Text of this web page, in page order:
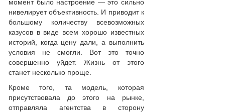
момент было настроение — это сильно
нивелирует объективность. И приводит к
большому количеству всевозможных
казусов в виде всем хорошо известных
историй, когда цену дали, а выполнить
условия не смогли. Вот это точно
совершенно уйдет. Жизнь от этого
станет несколько проще.
Кроме того, та модель, которая
присутствовала до этого на рынке,
отправляла агентства в сторону